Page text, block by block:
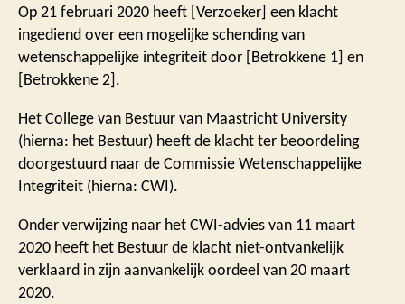
Op 21 februari 2020 heeft [Verzoeker] een klacht
ingediend over een mogelijke schending van
wetenschappelijke integriteit door [Betrokkene 1] en
[Betrokkene 2].
Het College van Bestuur van Maastricht University
(hierna: het Bestuur) heeft de klacht ter beoordeling
doorgestuurd naar de Commissie Wetenschappelijke
Integriteit (hierna: CWI).
Onder verwijzing naar het CWI-advies van 11 maart
2020 heeft het Bestuur de klacht niet-ontvankelijk
verklaard in zijn aanvankelijk oordeel van 20 maart
2020.